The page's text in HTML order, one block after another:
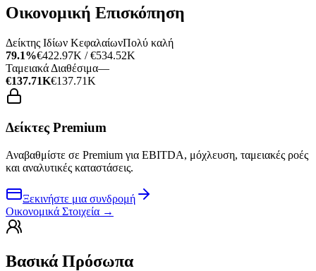
Οικονομική Επισκόπηση
Δείκτης Ιδίων ΚεφαλαίωνΠολύ καλή
79.1%€422.97K / €534.52K
Ταμειακά Διαθέσιμα—
€137.71K€137.71K
Δείκτες Premium
Αναβαθμίστε σε Premium για EBITDA, μόχλευση, ταμειακές ροές
και αναλυτικές καταστάσεις.
Ξεκινήστε μια συνδρομή
Οικονομικά Στοιχεία →
Βασικά Πρόσωπα